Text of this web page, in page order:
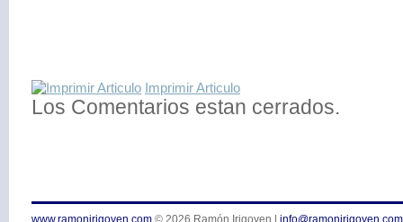
Imprimir Articulo
Los Comentarios estan cerrados.
www.ramonirigoyen.com © 2026 Ramón Irigoyen
info@ramonirigoyen.com